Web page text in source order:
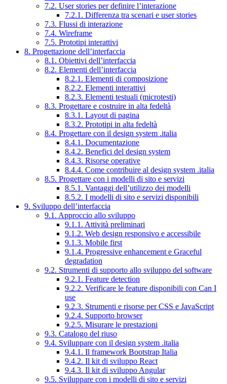
7.2. User stories per definire l’interazione
7.2.1. Differenza tra scenari e user stories
7.3. Flussi di interazione
7.4. Wireframe
7.5. Prototipi interattivi
8. Progettazione dell’interfaccia
8.1. Obiettivi dell’interfaccia
8.2. Elementi dell’interfaccia
8.2.1. Elementi di composizione
8.2.2. Elementi interattivi
8.2.3. Elementi testuali (microtesti)
8.3. Progettare e costruire in alta fedeltà
8.3.1. Layout di pagina
8.3.2. Prototipi in alta fedeltà
8.4. Progettare con il design system .italia
8.4.1. Documentazione
8.4.2. Benefici del design system
8.4.3. Risorse operative
8.4.4. Come contribuire al design system .italia
8.5. Progettare con i modelli di sito e servizi
8.5.1. Vantaggi dell’utilizzo dei modelli
8.5.2. I modelli di sito e servizi disponibili
9. Sviluppo dell’interfaccia
9.1. Approccio allo sviluppo
9.1.1. Attività preliminari
9.1.2. Web design responsivo e accessibile
9.1.3. Mobile first
9.1.4. Progressive enhancement e Graceful
degradation
9.2. Strumenti di supporto allo sviluppo del software
9.2.1. Feature detection
9.2.2. Verificare le feature disponibili con Can I
use
9.2.3. Strumenti e risorse per CSS e JavaScript
9.2.4. Supporto browser
9.2.5. Misurare le prestazioni
9.3. Catalogo del riuso
9.4. Sviluppare con il design system .italia
9.4.1. Il framework Bootstrap Italia
9.4.2. Il kit di sviluppo React
9.4.3. Il kit di sviluppo Angular
9.5. Sviluppare con i modelli di sito e servizi